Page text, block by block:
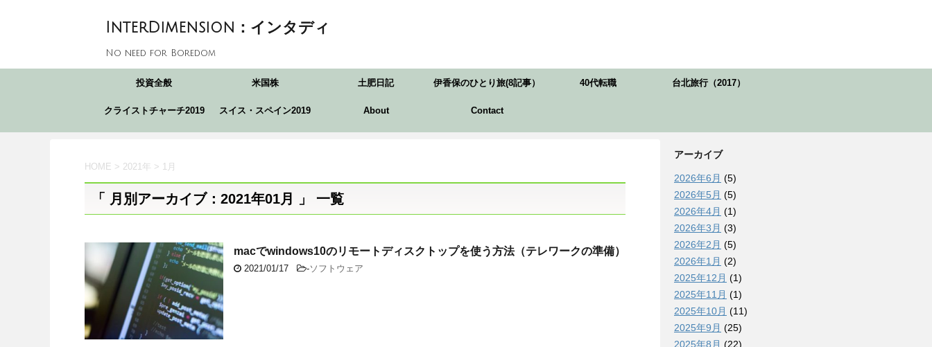
InterDimension：インタディ
No need for Boredom
投資全般 米国株 土肥日記 伊香保のひとり旅(8記事） 40代転職 台北旅行（2017）
クライストチャーチ2019 スイス・スペイン2019 About Contact
HOME > 2021年 > 1月
「 月別アーカイブ：2021年01月 」 一覧
macでwindows10のリモートディスクトップを使う方法（テレワークの準備）
2021/01/17 -ソフトウェア
アーカイブ
2026年6月 (5)
2026年5月 (5)
2026年4月 (1)
2026年3月 (3)
2026年2月 (5)
2026年1月 (2)
2025年12月 (1)
2025年11月 (1)
2025年10月 (11)
2025年9月 (25)
2025年8月 (22)